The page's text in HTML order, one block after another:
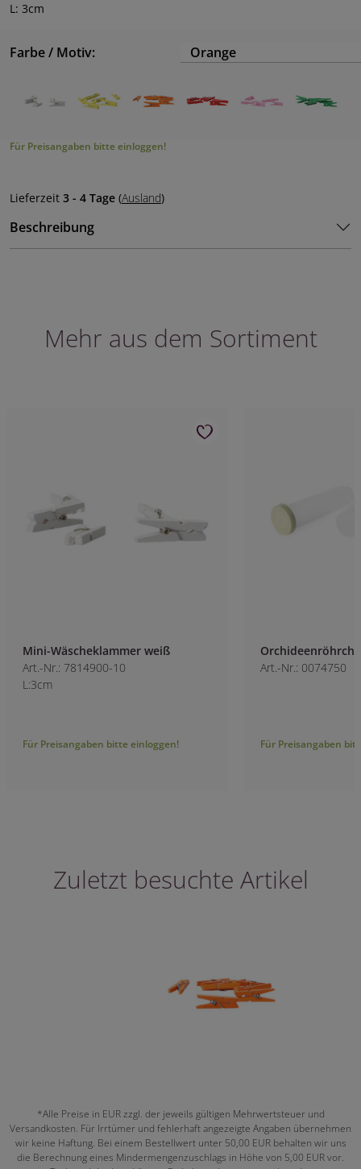
L: 3cm
Farbe / Motiv: Orange
Für Preisangaben bitte einloggen!
Lieferzeit 3 - 4 Tage (Ausland)
Beschreibung
Mehr aus dem Sortiment
Mini-Wäscheklammer weiß
Art.-Nr.: 7814900-10
L:3cm
Für Preisangaben bitte einloggen!
Art.-Nr.: 0074750
Für Preisangaben
Zuletzt besuchte Artikel
*Alle Preise in EUR zzgl. der jeweils gültigen Mehrwertsteuer und
Versandkosten. Für Irrtümer und fehlerhaft angezeigte Angaben übernehmen
wir keine Haftung. Bei einem Bestellwert unter 50,00 EUR behalten wir uns
die Berechnung eines Mindermengenzuschlags in Höhe von 5,00 EUR vor.